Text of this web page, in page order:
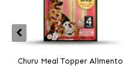
Churu Meal Topper Alimento